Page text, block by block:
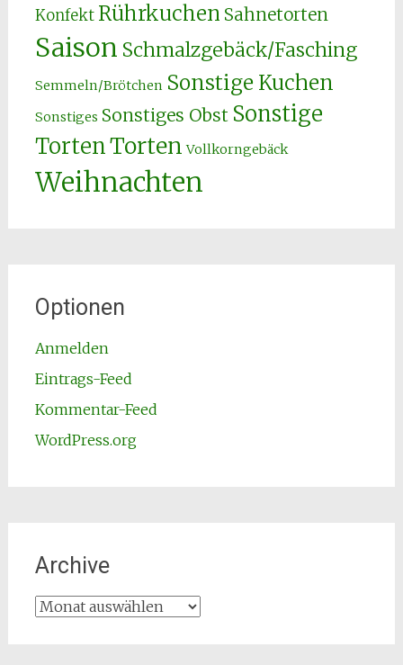
Konfekt Rührkuchen Sahnetorten
Saison Schmalzgebäck/Fasching
Semmeln/Brötchen Sonstige Kuchen
Sonstiges Sonstiges Obst Sonstige
TortenTorten Vollkorngebäck
Weihnachten
Optionen
Anmelden
Eintrags-Feed
Kommentar-Feed
WordPress.org
Archive
Archive